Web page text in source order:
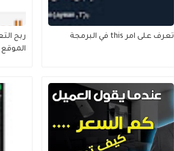
تعرف على امر this في البرمجة
الموقع